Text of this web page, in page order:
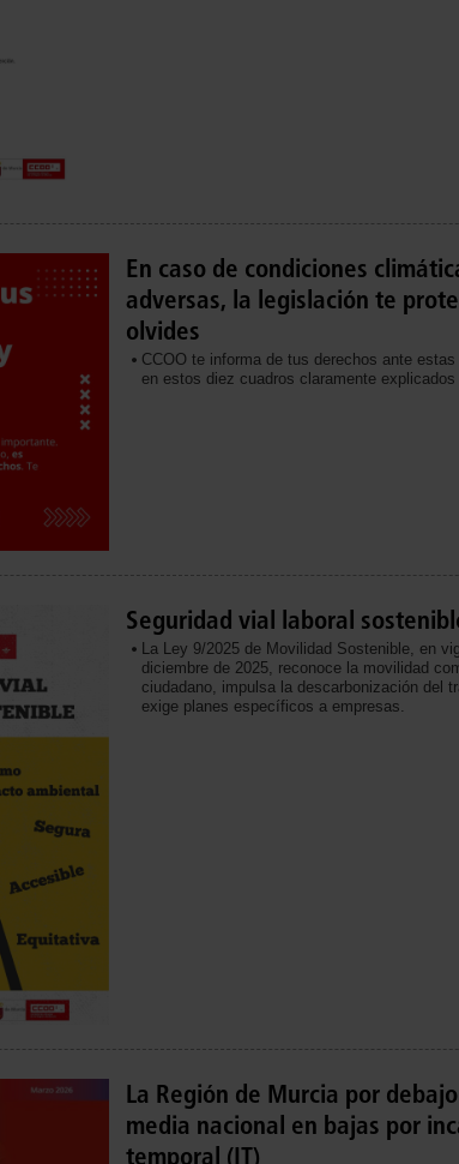
En caso de condiciones
adversas, la legislación te
olvides
CCOO te informa de tus derechos ante
en estos diez cuadros claramente explicados
Seguridad vial laboral
La Ley 9/2025 de Movilidad Sostenible, en
diciembre de 2025, reconoce la movilidad
ciudadano, impulsa la descarbonización del
exige planes específicos a empresas.
La Región de Murcia por
media nacional en bajas por
temporal (IT)